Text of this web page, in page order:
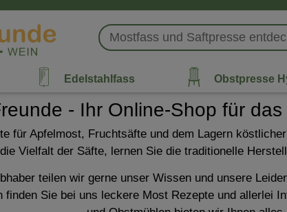
Edelstahlfass Obstpresse
- Ihr Online-Shop für
für Apfelmost, Fruchtsäfte und dem Lagern
Vielfalt der Säfte, lernen Sie die traditionelle
teilen wir gerne unser Wissen und unsere
Sie bei uns leckere Most Rezepte und allerlei